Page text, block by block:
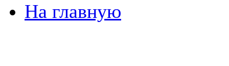
На главную